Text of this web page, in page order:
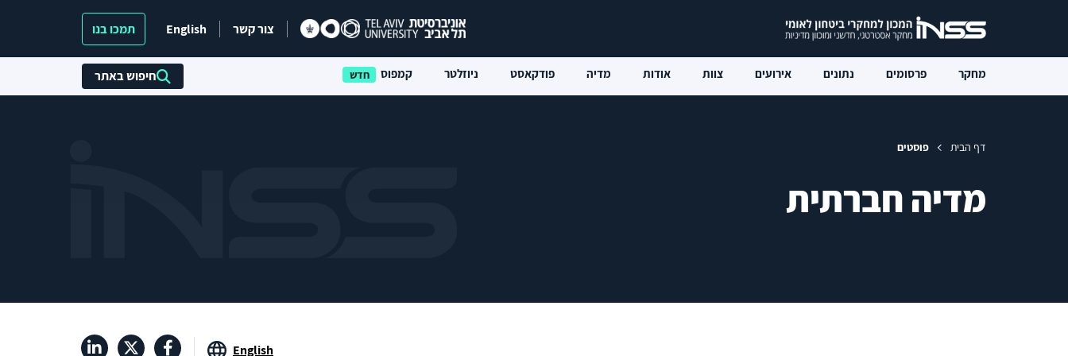
צור קשר English תמכו בנו
מחקר פרסומים נתונים אירועים צוות אודות מדיה פודקאסט ניוזלטר קמפוס חיפוש באתר
דף הבית פוסטים
מדיה חברתית
English